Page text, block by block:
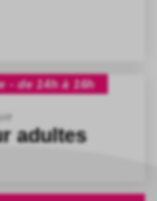
- de 14h à 16h
adultes